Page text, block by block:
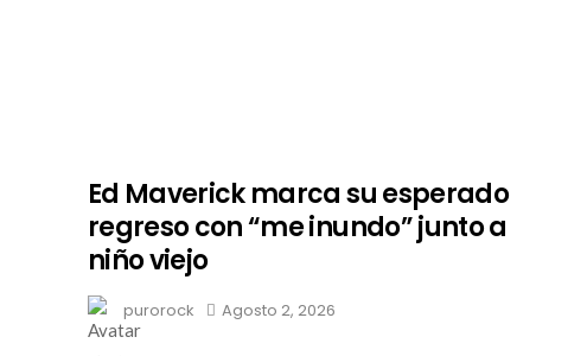
Ed Maverick marca su esperado
regreso con “me inundo” junto a
niño viejo
purorock Agosto 2, 2026